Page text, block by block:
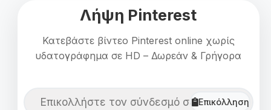
Λήψη Pinterest
Κατεβάστε βίντεο Pinterest online χωρίς
υδατογράφημα σε HD – Δωρεάν & Γρήγορα
Επικόλληση